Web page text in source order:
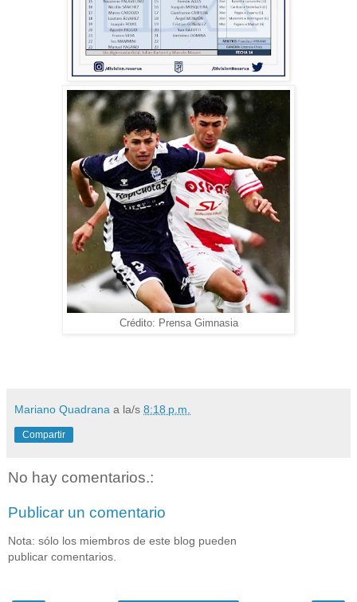
Crédito: Prensa Gimnasia
Mariano Quadrana a la/s 8:18 p.m.
Compartir
No hay comentarios.:
Publicar un comentario
Nota: sólo los miembros de este blog pueden
publicar comentarios.